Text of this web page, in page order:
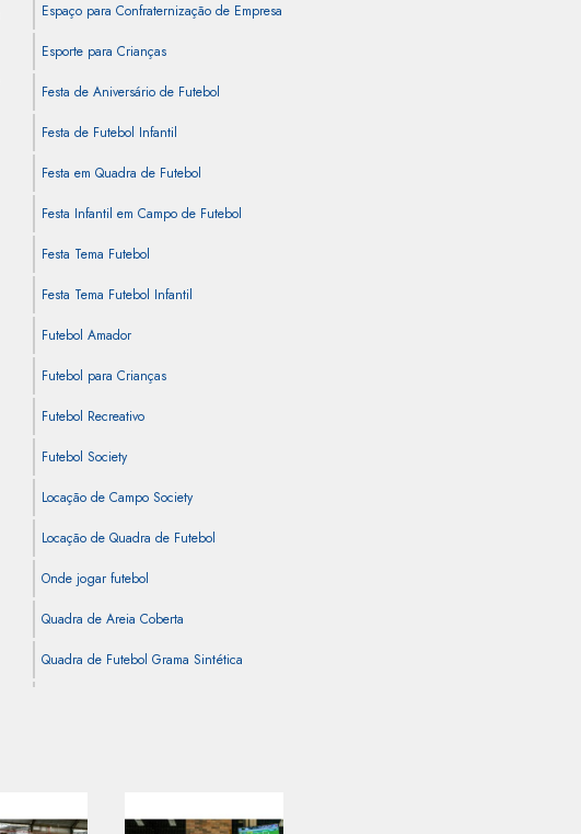
Espaço para Confraternização de Empresa
Esporte para Crianças
Festa de Aniversário de Futebol
Festa de Futebol Infantil
Festa em Quadra de Futebol
Festa Infantil em Campo de Futebol
Festa Tema Futebol
Festa Tema Futebol Infantil
Futebol Amador
Futebol para Crianças
Futebol Recreativo
Futebol Society
Locação de Campo Society
Locação de Quadra de Futebol
Onde jogar futebol
Quadra de Areia Coberta
Quadra de Futebol Grama Sintética
Quadra de Grama Sintética